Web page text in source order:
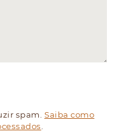
spam.Saiba como